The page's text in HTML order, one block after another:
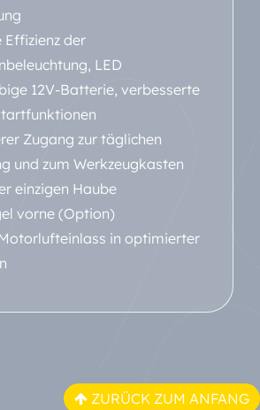
Effizienz der
LED
12V-Batterie, verbesserte
Zugang zur täglichen
und zum Werkzeugkasten
einzigen Haube
vorne (Option)
in optimierter
ZURÜCK ZUM ANFANG